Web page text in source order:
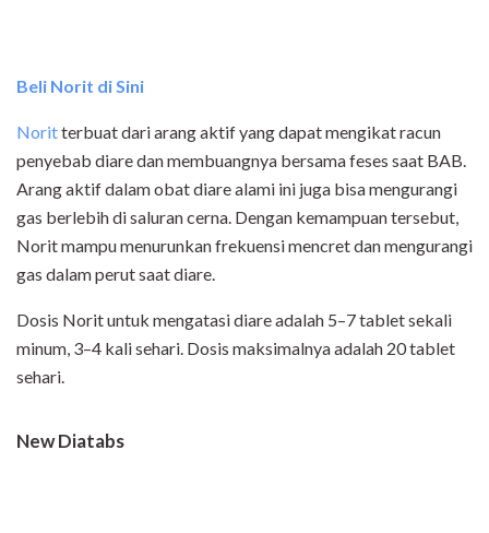
Beli Norit di Sini
Noritterbuat dari arang aktif yang dapat mengikat racun
penyebab diare dan membuangnya bersama feses saat BAB.
Arang aktif dalam obat diare alami ini juga bisa mengurangi
gas berlebih di saluran cerna. Dengan kemampuan tersebut,
Norit mampu menurunkan frekuensi mencret dan mengurangi
gas dalam perut saat diare.
Dosis Norit untuk mengatasi diare adalah 5–7 tablet sekali
minum, 3–4 kali sehari. Dosis maksimalnya adalah 20 tablet
sehari.
New Diatabs